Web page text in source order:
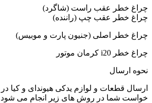
چراغ خطر عقب راست (شاگرد)
چراغ خطر عقب چپ (راننده)
چراغ خطر اصلی (جنیون پارت و موبیس)
چراغ خطر i20 کرمان موتور
نحوه ارسال
ارسال قطعات و لوازم یدکی هیوندای و کیا
خواست شما در روش های زیر انجام می شود